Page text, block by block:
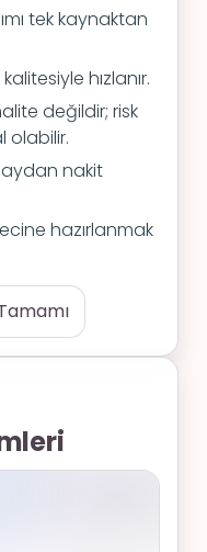
tek kaynaktan
kalitesiyle hızlanır.
değildir; risk
olabilir.
aydan nakit
hazırlanmak